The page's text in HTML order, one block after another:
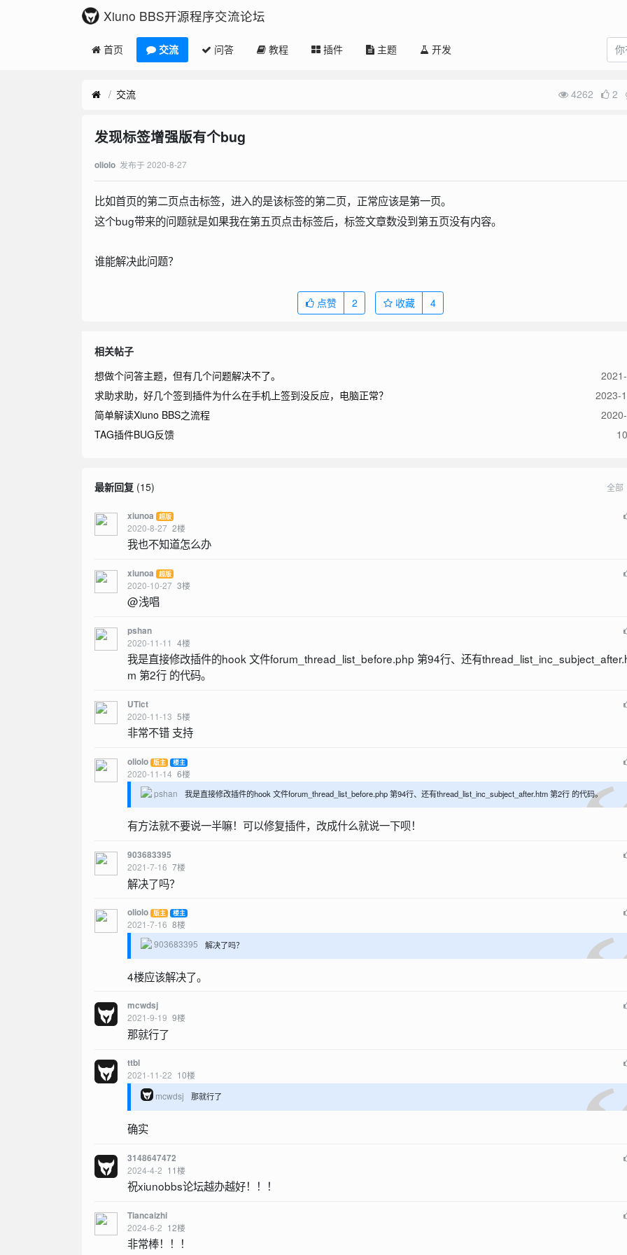
Xiuno BBS开源程序交流论坛
首页 交流 问答 教程 插件 主题 开发
交流 4262 2
发现标签增强版有个bug
oliolo 发布于 2020-8-27
比如首页的第二页点击标签，进入的是该标签的第二页，正常应该是第一页。
这个bug带来的问题就是如果我在第五页点击标签后，标签文章数没到第五页没有内容。
谁能解决此问题？
点赞 2 收藏 4
相关帖子
想做个问答主题，但有几个问题解决不了。
求助求助，好几个签到插件为什么在手机上签到没反应，电脑正常？
2023-
简单解读Xiuno BBS之流程
TAG插件BUG反馈
最新回复(15) 全部
xiunoa 超版
2020-8-27 2楼
我也不知道怎么办
xiunoa 超版
2020-10-27 3楼
@浅唱
pshan
2020-11-11 4楼
我是直接修改插件的hook 文件forum_thread_list_before.php 第94行、还有
m 第2行 的代码。
UTict
2020-11-13 5楼
非常不错 支持
oliolo 版主 楼主
2020-11-14 6楼
pshan 我是直接修改插件的hook 文件forum_thread_list_before.php 第94行、还有thread_list_inc_subject_after.htm 第2行 的代码。
有方法就不要说一半嘛！可以修复插件，改成什么就说一下呗！
903683395
2021-7-16 7楼
解决了吗？
oliolo 版主 楼主
2021-7-16 8楼
903683395 解决了吗？
4楼应该解决了。
mcwdsj
2021-9-19 9楼
那就行了
ttbl
2021-11-22 10楼
mcwdsj 那就行了
确实
3148647472
2024-4-2 11楼
祝xiunobbs论坛越办越好！！！
Tiancaizhi
2024-6-2 12楼
非常棒！！！